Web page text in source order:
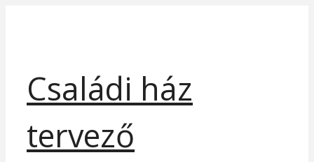
Családi ház
tervező